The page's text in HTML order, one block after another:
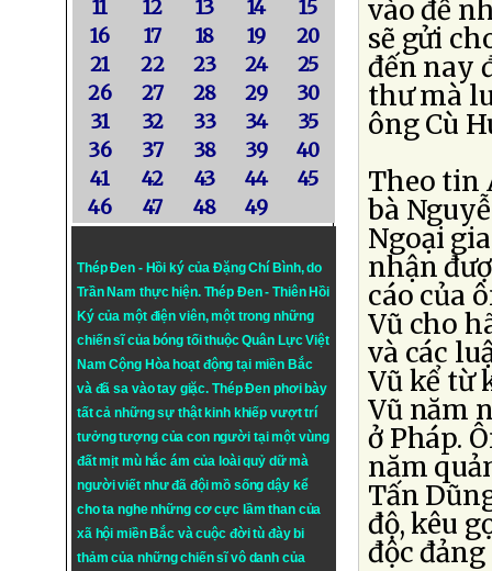
11 12 13 14
15
16
17 18 19
20
21
22 23 24
25
26
27 28 29
30
31
32 33 34
35
36
37 38 39
40
41
42 43 44
45
46
47 48 49
Thép Đen - Hồi ký của Đặng Chí Bình, do
Trần Nam thực hiện. Thép Đen- Thiên Hồi
Ký của một điện viên, một trong những
chiến sĩ của bóng tối thuộc Quân Lực Việt
Nam Cộng Hòa hoạt động tại miền Bắc
và đã sa vào tay giặc. Thép Đen phơi bày
tất cả những sự thật kinh khiếp vượt trí
tưởng tượng của con người tại một vùng
đất mịt mù hắc ám của loài quỷ dữ mà
người viết như đã đội mồ sống dậy kể
cho ta nghe những cơ cực lầm than của
xã hội miền Bắc và cuộc đời tù đày bi
thảm của những chiến sĩ vô danh của
vào để
sẽ gửi
đến nay
thư mà
ông Cù
Theo tin
bà
Ngoại
nhận
cáo của
Vũ cho
và các
Vũ kể từ
Vũ năm
ở Pháp.
năm
Tấn
độ, kêu
độc